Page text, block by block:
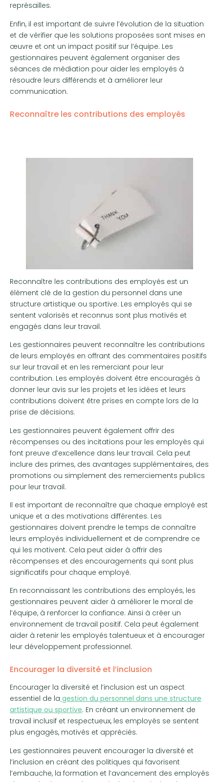
représailles.
Enfin, il est important de suivre l’évolution de la situation
et de vérifier que les solutions proposées sont mises en
œuvre et ont un impact positif sur l’équipe. Les
gestionnaires peuvent également organiser des
séances de médiation pour aider les employés à
résoudre leurs différends et à améliorer leur
communication.
Reconnaître les contributions des employés
Reconnaître les contributions des employés est un
élément clé de la gestion du personnel dans une
structure artistique ou sportive. Les employés qui se
sentent valorisés et reconnus sont plus motivés et
engagés dans leur travail.
Les gestionnaires peuvent reconnaître les contributions
de leurs employés en offrant des commentaires positifs
sur leur travail et en les remerciant pour leur
contribution. Les employés doivent être encouragés à
donner leur avis sur les projets et les idées et leurs
contributions doivent être prises en compte lors de la
prise de décisions.
Les gestionnaires peuvent également offrir des
récompenses ou des incitations pour les employés qui
font preuve d’excellence dans leur travail. Cela peut
inclure des primes, des avantages supplémentaires, des
promotions ou simplement des remerciements publics
pour leur travail.
Il est important de reconnaître que chaque employé est
unique et a des motivations différentes. Les
gestionnaires doivent prendre le temps de connaître
leurs employés individuellement et de comprendre ce
qui les motivent. Cela peut aider à offrir des
récompenses et des encouragements qui sont plus
significatifs pour chaque employé.
En reconnaissant les contributions des employés, les
gestionnaires peuvent aider à améliorer le moral de
l’équipe, à renforcer la confiance. Ainsi à créer un
environnement de travail positif. Cela peut également
aider à retenir les employés talentueux et à encourager
leur développement professionnel.
Encourager la diversité et l’inclusion
Encourager la diversité et l’inclusion est un aspect
essentiel de la gestion du personnel dans une structure
artistique ou sportive. En créant un environnement de
travail inclusif et respectueux, les employés se sentent
plus engagés, motivés et appréciés.
Les gestionnaires peuvent encourager la diversité et
l’inclusion en créant des politiques qui favorisent
l’embauche, la formation et l’avancement des employés